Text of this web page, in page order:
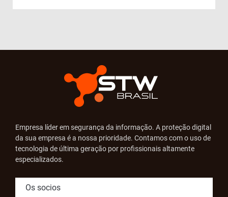
Empresa líder em segurança da informação. A proteção digital
da sua empresa é a nossa prioridade. Contamos com o uso de
tecnologia de última geração por profissionais altamente
especializados.
Os socios